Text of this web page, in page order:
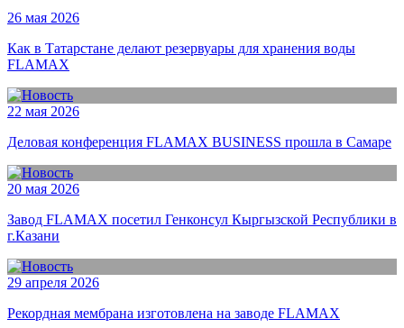
26 мая 2026
Как в Татарстане делают резервуары для хранения воды
FLAMAX
22 мая 2026
Деловая конференция FLAMAX BUSINESS прошла в Самаре
20 мая 2026
Завод FLAMAX посетил Генконсул Кыргызской Республики в
г.Казани
29 апреля 2026
Рекордная мембрана изготовлена на заводе FLAMAX